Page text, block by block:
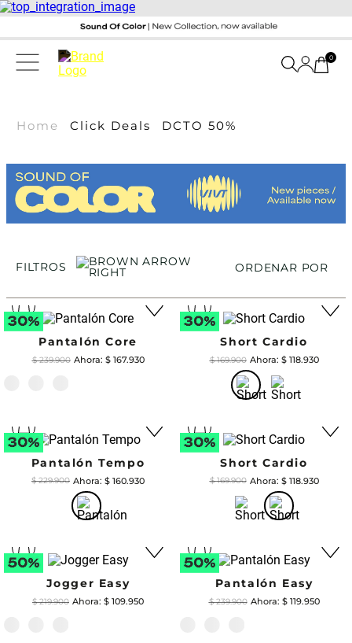
0
Home Click Deals DCTO 50%
FILTROS ORDENAR POR
Pantalón Core
$ 239.900 $ 167.930
Short Cardio
$ 169.900 $ 118.930
Pantalón Tempo
$ 229.900 $ 160.930
Short Cardio
$ 169.900 $ 118.930
Jogger Easy
$ 219.900 $ 109.950
Pantalón Easy
$ 239.900 $ 119.950